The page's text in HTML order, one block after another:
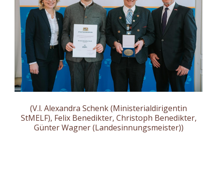
(V.l. Alexandra Schenk (Ministerialdirigentin
StMELF), Felix Benedikter, Christoph Benedikter,
Günter Wagner (Landesinnungsmeister))